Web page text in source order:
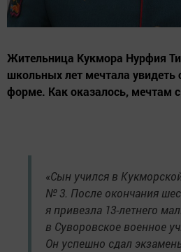
Жительница Кукмора Нурфия
школьных лет мечтала увидеть
форме. Как оказалось, мечтам
«Сын учился в
№ 3. После окончания
я привезла 13-летнего
в Суворовское военное
Он успешно сдал